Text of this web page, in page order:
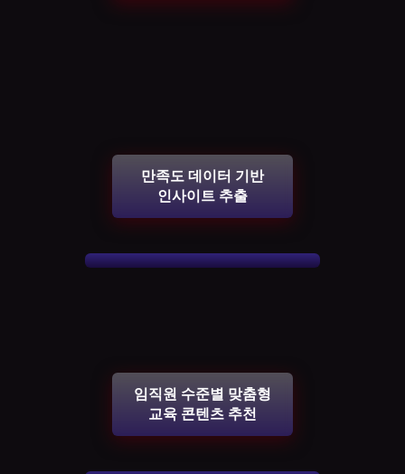
만족도 데이터 기반
인사이트 추출
임직원 수준별 맞춤형
교육 콘텐츠 추천